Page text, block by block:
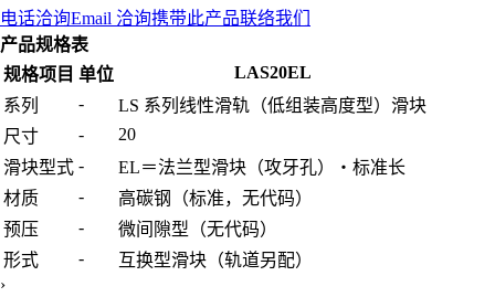
电话洽询Email 洽询携带此产品联络我们
产品规格表
规格项目 单位
LAS20EL
系列
-
LS 系列线性滑轨（低组装高度型）滑块
尺寸
-
20
滑块型式 -
EL＝法兰型滑块（攻牙孔）・标准长
材质
-
高碳钢（标准，无代码）
预压
-
微间隙型（无代码）
形式
-
互换型滑块（轨道另配）
›